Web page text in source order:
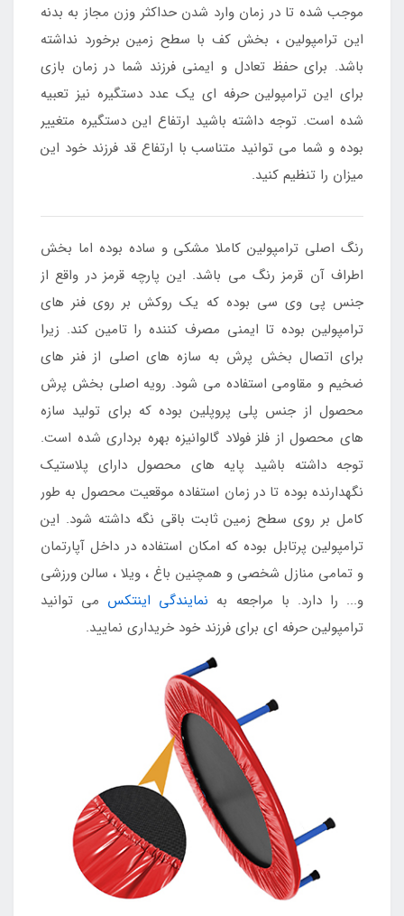
موجب شده تا در زمان وارد شدن حداکثر وزن مجاز به بدنه
این ترامپولین ، بخش کف با سطح زمین برخورد نداشته
باشد. برای حفظ تعادل و ایمنی فرزند شما در زمان بازی
برای این ترامپولین حرفه ای یک عدد دستگیره نیز تعبیه
شده است. توجه داشته باشید ارتفاع این دستگیره متغییر
بوده و شما می توانید متناسب با ارتفاع قد فرزند خود این
میزان را تنظیم کنید.
رنگ اصلی ترامپولین کاملا مشکی و ساده بوده اما بخش
اطراف آن قرمز رنگ می باشد. این پارچه قرمز در واقع از
جنس پی وی سی بوده که یک روکش بر روی فنر های
ترامپولین بوده تا ایمنی مصرف کننده را تامین کند. زیرا
برای اتصال بخش پرش به سازه های اصلی از فنر های
ضخیم و مقاومی استفاده می شود. رویه اصلی بخش پرش
محصول از جنس پلی پروپلین بوده که برای تولید سازه
های محصول از فلز فولاد گالوانیزه بهره برداری شده است.
توجه داشته باشید پایه های محصول دارای پلاستیک
نگهدارنده بوده تا در زمان استفاده موقعیت محصول به طور
کامل بر روی سطح زمین ثابت باقی نگه داشته شود. این
ترامپولین پرتابل بوده که امکان استفاده در داخل آپارتمان
و تمامی منازل شخصی و همچنین باغ ، ویلا ، سالن ورزشی
و... را دارد. با مراجعه به نمایندگی اینتکس می توانید
ترامپولین حرفه ای برای فرزند خود خریداری نمایید.